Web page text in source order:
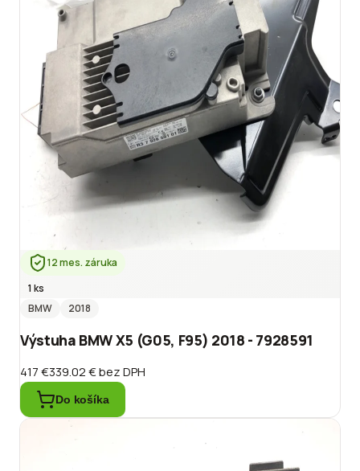
12 mes. záruka
1 ks
BMW
2018
Výstuha BMW X5 (G05, F95) 2018 - 7928591
417 €339.02 €bez DPH
Do košíka